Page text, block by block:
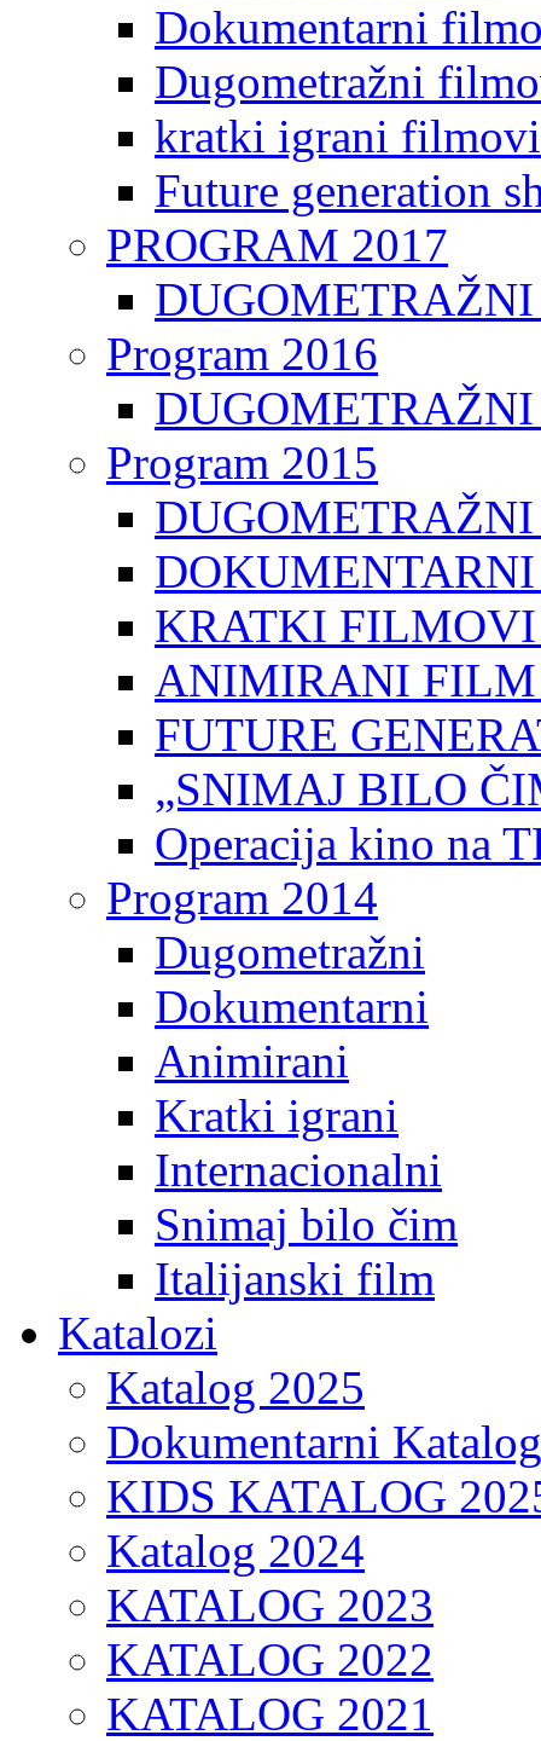
Dokumentarni
Dugometražni
kratki igrani filmovi
Future generation
PROGRAM 2017
Program 2016
Program 2015
KRATKI FILMOVI
ANIMIRANI FILM
FUTURE
„SNIMAJ BILO
Operacija kino na
Program 2014
Dugometražni
Dokumentarni
Animirani
Kratki igrani
Internacionalni
Snimaj bilo čim
Italijanski film
Katalozi
Katalog 2025
Dokumentarni Katalog
KIDS KATALOG
Katalog 2024
KATALOG 2023
KATALOG 2022
KATALOG 2021